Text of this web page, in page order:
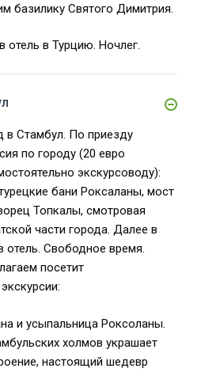
базилику Святого Димитрия.
отель в Турцию. Ночлег.
в Стамбул. По приезду
по городу (20 евро
экскурсоводу):
бани Роксаланы, мост
Топкалы, смотровая
части города. Далее в
отель. Свободное время.
посетит
и усыпальница Роксоланы.
холмов украшает
настоящий шедевр